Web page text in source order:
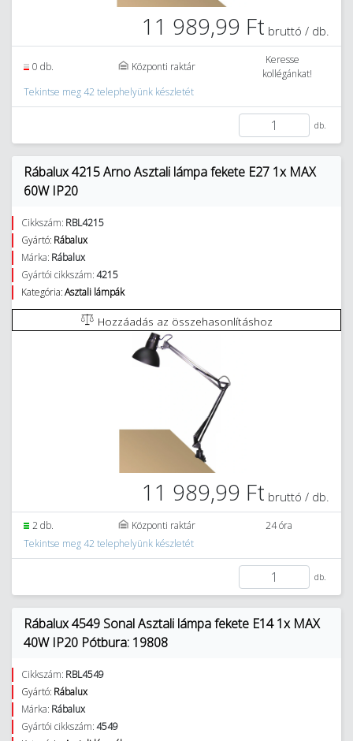
11 989,99 Ft bruttó / db.
0 db. Központi raktár
Keresse
kollégánkat!
Tekintse meg 42 telephelyünk készletét
db.
Rábalux 4215 Arno Asztali lámpa fekete E27 1x MAX
60W IP20
Cikkszám: RBL4215
Gyártó: Rábalux
Márka: Rábalux
Gyártói cikkszám:4215
Kategória:Asztali lámpák
Hozzáadás az összehasonlításhoz
11 989,99 Ft bruttó / db.
2 db. Központi raktár
24 óra
Tekintse meg 42 telephelyünk készletét
db.
Rábalux 4549 Sonal Asztali lámpa fekete E14 1x MAX
40W IP20 Pótbura: 19808
Cikkszám: RBL4549
Gyártó: Rábalux
Márka: Rábalux
Gyártói cikkszám:4549